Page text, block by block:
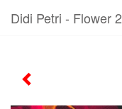
Didi Petri - Flower 2